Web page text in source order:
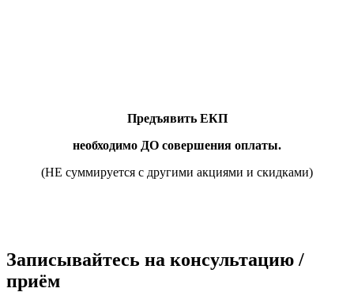
Предъявить ЕКП
необходимо ДО совершения оплаты.
(НЕ суммируется с другими акциями и скидками)
Записывайтесь на консультацию /
приём